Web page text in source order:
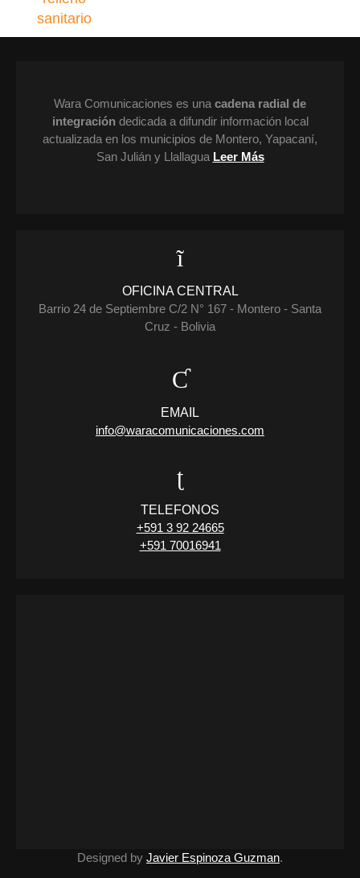
Wara Comunicaciones es una cadena radial de
integracióndedicada a difundir información local
actualizada en los municipios de Montero, Yapacaní,
San Julián y Llallagua Leer Más
OFICINA CENTRAL
Barrio 24 de Septiembre C/2 N° 167 - Montero - Santa
Cruz - Bolivia
EMAIL
info@waracomunicaciones.com
TELEFONOS
+591 3 92 24665
+591 70016941
Designed by Javier Espinoza Guzman.